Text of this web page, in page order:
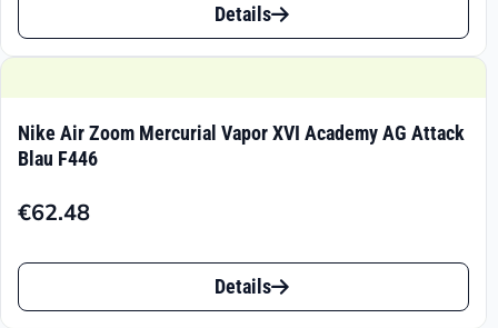
€125.95
Produkt
Varianten
Die
Optionen
können
Details
Nike Air Zoom Mercurial Vapor XVI Academy AG Attack
Blau F446
€62.48
Dieses
Produkt
Details